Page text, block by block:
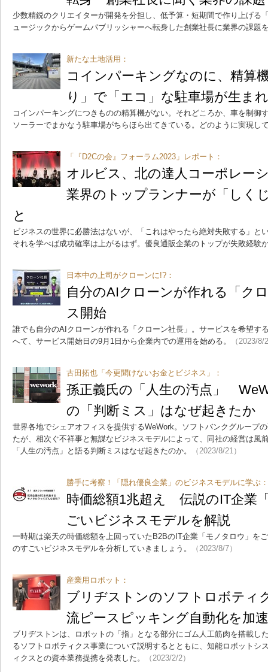
少数精鋭のクリエイターが開発を分担し、低予算・短期間で作り上げる
ュージックからゲームパブリッシャーへ転身した創業社長に業界の課題
新たな土地活用：
コインパーキングなのに、精算
り」で「エコ」な駐車場が生ま
コインパーキングにつきものの精算機がない。それどころか、車を制御
ソーラーでまかなう駐車場がちらほら出てきている。どのように実現し
「『D2Cの会』フォーラム2023」レポート：
オルビス、北の達人コーポレー
業界のトップランナーが「しく
と
ビジネスの世界に必勝法はないが、「これはやったら絶対失敗する」と
それを学べば成功確率は上がるはず。優良通販企業のトップが失敗経験
日本中の上司がクローンに!?：
自分のAIクローンが作れる「ク
ス開始
誰でも自分のAIクローンが作れる「クローン社長」。サービスを希望す
へて、サービス開始日の9月1日から企業内での運用を始める。
（2023/8/
古田拓也「今更聞けないお金とビジネス」：
孫正義氏の「人生の汚点」
の「判断ミス」はなぜ起きたか
世界各地でシェアオフィスを提供するWeWork。ソフトバンクグループ
たが、相次ぐ不祥事と無謀なビジネスモデルによって、同社の経営は風
「人生の汚点」と語る判断ミスはなぜ起きたのか。
（2023/8/21）
勝手に考察！「隠れ優良企業」のビジネスモデルに学ぶ：
時価総額1兆超え 伝説のIT企業
ごいビジネスモデルを解説
一時期は楽天の時価総額を上回っていたB2BのIT企業「モノタロウ」
のすごいビジネスモデルを分析していきましょう。
（2023/8/7）
産業用ロボット：
ブリヂストンのソフトロボティ
流ピースピッキング自動化を加速
ブリヂストンは、ロボットの「指」となる部分にゴム人工筋肉を搭載し
るソフトロボティクス事業について説明するとともに、知能ロボットシ
ィクスとの資本業務提携を発表した。
（2023/2/2）